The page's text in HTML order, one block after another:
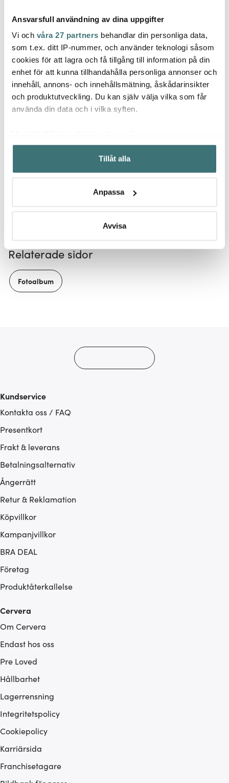
Ansvarsfull användning av dina uppgifter
Vi och våra 27 partners behandlar din personliga data,
som t.ex. ditt IP-nummer, och använder teknologi såsom
cookies för att lagra och få tillgång till information på din
enhet för att kunna tillhandahålla personliga annonser och
innehåll, annons- och innehållsmätning, åskådarinsikter
och produktutveckling. Du kan själv välja vilka som får
använda din data och i vilka syften.
Samla in information om din geografiska plats som
kan ha en noggrannhet på upp till flera meter
Identifiera din enhet genom att aktivt skanna den för
Ta reda på mer om hur dina personliga uppgifter
Du kan ändra eller dra tillbaka ditt samtycke när som
Vi använder cookies för att innehållet och annonserna
ska anpassas efter det som vi tror att du tycker om. Det
gör också att vi kan analysera vår trafik och göra
Tillåt alla
Anpassa
Avvisa
Rig-tig
Moomin ABC Mugg 20
cl E Vit
97 kr 129 kr
Moomin Hackman
Kaffesked Fest 4-pack
13,3 cm
287 kr
Låt dig inspireras av våra kunder
Relaterade sidor
Fotoalbum
Kundservice
Kontakta oss / FAQ
Presentkort
Frakt & leverans
Betalningsalternativ
Ångerrätt
Retur & Reklamation
Köpvillkor
Kampanjvillkor
BRA DEAL
Företag
Produktåterkallelse
Cervera
Om Cervera
Endast hos oss
Pre Loved
Hållbarhet
Lagerrensning
Integritetspolicy
Cookiepolicy
Karriärsida
Franchisetagare